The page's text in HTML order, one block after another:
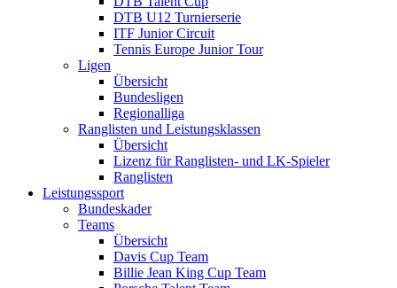
DTB U12 Turnierserie
ITF Junior Circuit
Tennis Europe Junior Tour
Ligen
Übersicht
Bundesligen
Regionalliga
Ranglisten und Leistungsklassen
Übersicht
Lizenz für Ranglisten- und LK-Spieler
Ranglisten
Leistungssport
Bundeskader
Teams
Übersicht
Davis Cup Team
Billie Jean King Cup Team